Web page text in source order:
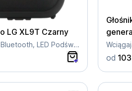
LG XL9T Czarny
1000W RMS, Bluetooth, LED Podświetlenie
od 103